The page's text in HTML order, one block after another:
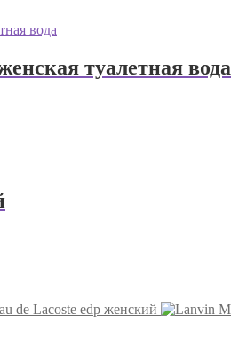
туалетная вода
de Lacoste edp женский